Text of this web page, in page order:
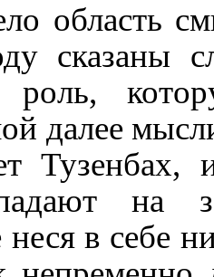
область
сказаны
роль,
далее
на
в себе